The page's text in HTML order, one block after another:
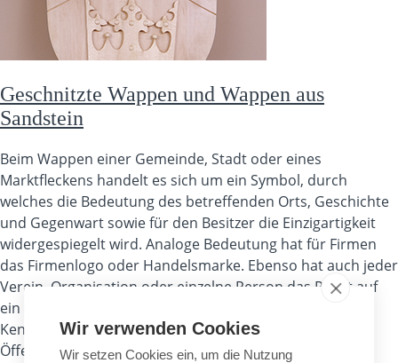
Geschnitzte Wappen und Wappen aus
Sandstein
Beim Wappen einer Gemeinde, Stadt oder eines
Marktfleckens handelt es sich um ein Symbol, durch
welches die Bedeutung des betreffenden Orts, Geschichte
und Gegenwart sowie für den Besitzer die Einzigartigkeit
widergespiegelt wird. Analoge Bedeutung hat für Firmen
das Firmenlogo oder Handelsmarke. Ebenso hat auch jeder
Verein, Organisation oder einzelne Person das Recht auf
ein eigenes Wappen/Logo/Marke. Diese einmalige
Kennzeichnung hat nicht nur Außenwirkung (auf die
Öffentlichkeit), wie z. B.
Wir verwenden Cookies
Wir setzen Cookies ein, um die Nutzung